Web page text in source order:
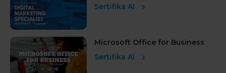
Sertifika Al
Microsoft Office for Business
Sertifika Al